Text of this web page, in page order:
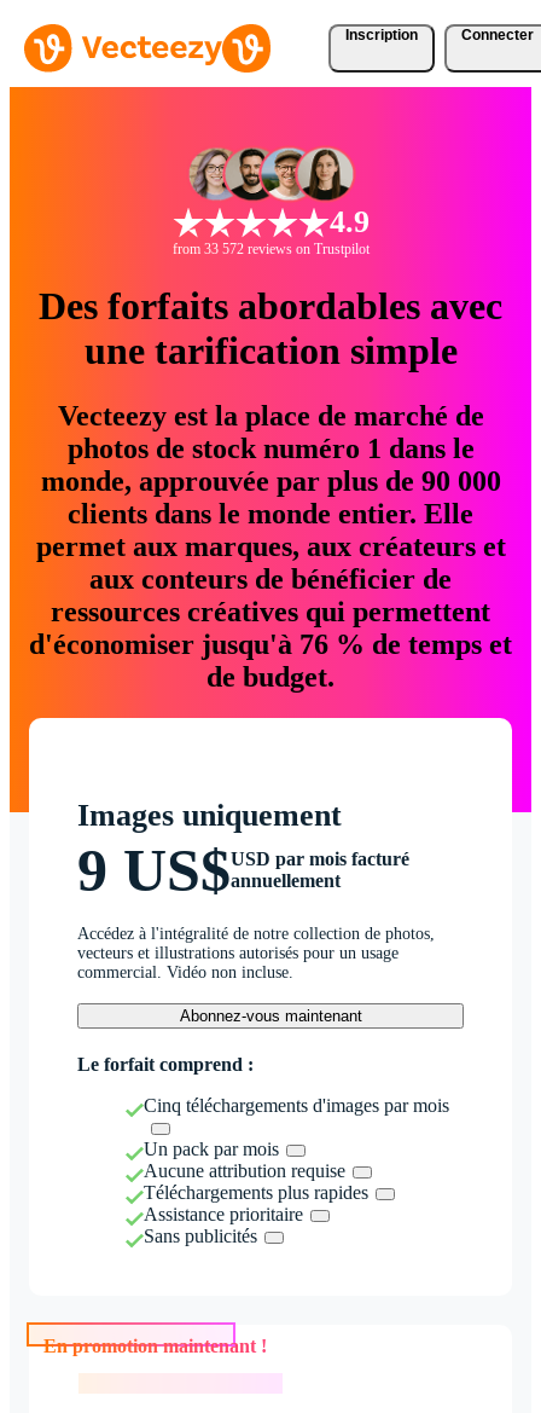
Inscription Connecter
4.9
from 33 572 reviews on Trustpilot
Des forfaits abordables avec
une tarification simple
Vecteezy est la place de marché de
photos de stock numéro 1 dans le
monde, approuvée par plus de 90 000
clients dans le monde entier. Elle
permet aux marques, aux créateurs et
aux conteurs de bénéficier de
ressources créatives qui permettent
d'économiser jusqu'à 76 % de temps et
de budget.
Images uniquement
9 US$USD par mois facturé
annuellement
Accédez à l'intégralité de notre collection de photos,
vecteurs et illustrations autorisés pour un usage
commercial. Vidéo non incluse.
Abonnez-vous maintenant
Le forfait comprend :
Cinq téléchargements d'images par mois
Un pack par mois
Aucune attribution requise
Téléchargements plus rapides
Assistance prioritaire
Sans publicités
En promotion maintenant !